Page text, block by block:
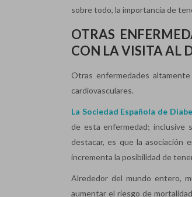
sobre todo, la importancia de
OTRAS
CON LA VISITA AL
Otras enfermedades altamente
cardiovasculares.
La Sociedad Española de
de esta enfermedad; inclusive
destacar, es que la asociación
incrementa la posibilidad de
Alrededor del mundo entero,
aumentar el riesgo de